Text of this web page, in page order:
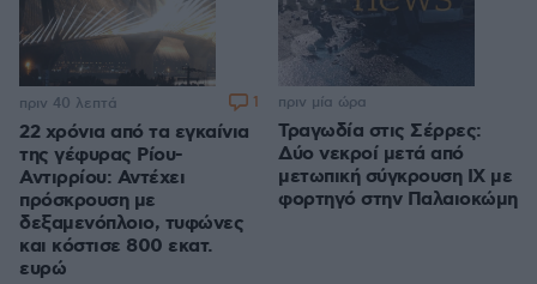
22 χρόνια από τα εγκαίνια
της γέφυρας Ρίου-
Αντιρρίου: Αντέχει
πρόσκρουση με
δεξαμενόπλοιο, τυφώνες
και κόστισε 800 εκατ.
ευρώ
πριν 40 λεπτά 1
Τραγωδία στις Σέρρες:
Δύο νεκροί μετά από
μετωπική σύγκρουση ΙΧ με
φορτηγό στην Παλαιοκώμη
πριν μία ώρα